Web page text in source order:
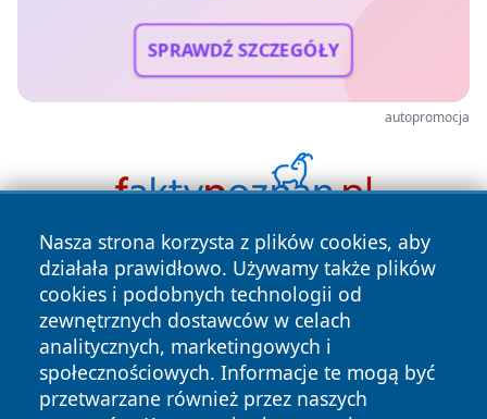
SPRAWDŹ SZCZEGÓŁY
autopromocja
Nasza strona korzysta z plików cookies, aby
działała prawidłowo. Używamy także plików
cookies i podobnych technologii od
zewnętrznych dostawców w celach
analitycznych, marketingowych i
społecznościowych. Informacje te mogą być
przetwarzane również przez naszych
Copyright © 2026 terazgniezno.pl Wszystkie prawa